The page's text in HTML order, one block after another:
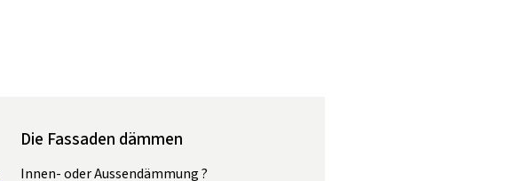
Die Fassaden dämmen
Innen- oder Aussendämmung ?